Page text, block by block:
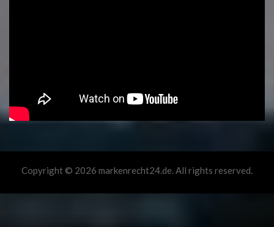
Copyright © 2026 markenrecht24.de. All rights reserved.